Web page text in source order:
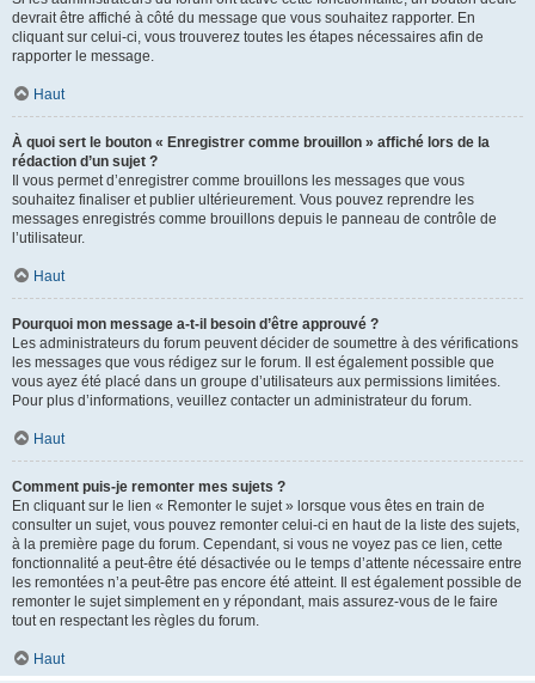
devrait être affiché à côté du message que vous souhaitez rapporter. En
cliquant sur celui-ci, vous trouverez toutes les étapes nécessaires afin de
rapporter le message.
Haut
À quoi sert le bouton « Enregistrer comme brouillon » affiché lors de la
rédaction d’un sujet ?
Il vous permet d’enregistrer comme brouillons les messages que vous
souhaitez finaliser et publier ultérieurement. Vous pouvez reprendre les
messages enregistrés comme brouillons depuis le panneau de contrôle de
l’utilisateur.
Haut
Pourquoi mon message a-t-il besoin d’être approuvé ?
Les administrateurs du forum peuvent décider de soumettre à des vérifications
les messages que vous rédigez sur le forum. Il est également possible que
vous ayez été placé dans un groupe d’utilisateurs aux permissions limitées.
Pour plus d’informations, veuillez contacter un administrateur du forum.
Haut
Comment puis-je remonter mes sujets ?
En cliquant sur le lien « Remonter le sujet » lorsque vous êtes en train de
consulter un sujet, vous pouvez remonter celui-ci en haut de la liste des sujets,
à la première page du forum. Cependant, si vous ne voyez pas ce lien, cette
fonctionnalité a peut-être été désactivée ou le temps d’attente nécessaire entre
les remontées n’a peut-être pas encore été atteint. Il est également possible de
remonter le sujet simplement en y répondant, mais assurez-vous de le faire
tout en respectant les règles du forum.
Haut